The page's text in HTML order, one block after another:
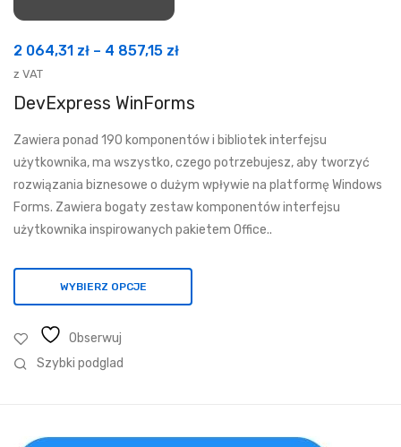
2 064,31 zł – 4 857,15 złZakres
od
064,31 zł
4
857,15 zł
z VAT
DevExpress WinForms
Zawiera ponad 190 komponentów i bibliotek interfejsu
użytkownika, ma wszystko, czego potrzebujesz, aby tworzyć
rozwiązania biznesowe o dużym wpływie na platformę Windows
Forms. Zawiera bogaty zestaw komponentów interfejsu
użytkownika inspirowanych pakietem Office..
WYBIERZ OPCJE
Obserwuj
Szybki podglad